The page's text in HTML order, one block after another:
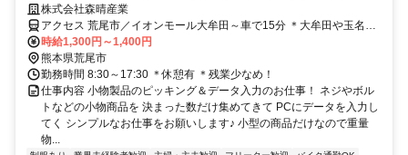
け★土日休み＆日勤のみ！小物商品だから力仕事はとっても少なめです♪
株式会社森晴産業
アクセス 荒尾市／イオンモール大牟田～車で15分 ＊大牟田や玉名か
ら通うスタッフも多数います♪
時給1,300円～1,400円
熊本県荒尾市
勤務時間 8:30～17:30 ＊休憩有 ＊残業少なめ！
仕事内容 小物製品のピッキング＆データ入力のお仕事！ ネジやボル
トなどの小物商品を 決まった数だけ集めてきて PCにデータを入力し
てく シンプルなお仕事をお願いします♪ 小型の商品だけなので重量
物...